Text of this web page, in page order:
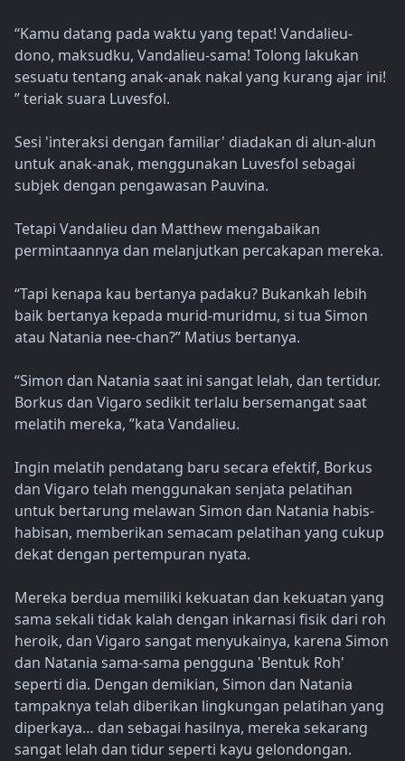
“Kamu datang pada waktu yang tepat! Vandalieu-
dono, maksudku, Vandalieu-sama! Tolong lakukan
sesuatu tentang anak-anak nakal yang kurang ajar ini!
” teriak suara Luvesfol.
Sesi 'interaksi dengan familiar' diadakan di alun-alun
untuk anak-anak, menggunakan Luvesfol sebagai
subjek dengan pengawasan Pauvina.
Tetapi Vandalieu dan Matthew mengabaikan
permintaannya dan melanjutkan percakapan mereka.
“Tapi kenapa kau bertanya padaku? Bukankah lebih
baik bertanya kepada murid-muridmu, si tua Simon
atau Natania nee-chan?” Matius bertanya.
“Simon dan Natania saat ini sangat lelah, dan tertidur.
Borkus dan Vigaro sedikit terlalu bersemangat saat
melatih mereka, ”kata Vandalieu.
Ingin melatih pendatang baru secara efektif, Borkus
dan Vigaro telah menggunakan senjata pelatihan
untuk bertarung melawan Simon dan Natania habis-
habisan, memberikan semacam pelatihan yang cukup
dekat dengan pertempuran nyata.
Mereka berdua memiliki kekuatan dan kekuatan yang
sama sekali tidak kalah dengan inkarnasi fisik dari roh
heroik, dan Vigaro sangat menyukainya, karena Simon
dan Natania sama-sama pengguna 'Bentuk Roh'
seperti dia. Dengan demikian, Simon dan Natania
tampaknya telah diberikan lingkungan pelatihan yang
diperkaya… dan sebagai hasilnya, mereka sekarang
sangat lelah dan tidur seperti kayu gelondongan.